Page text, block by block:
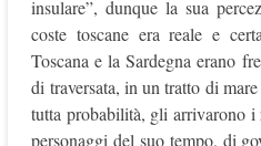
insulare”, dunque la sua
coste toscane era reale e
Toscana e la Sardegna erano
di traversata, in un tratto di
tutta probabilità, gli arrivarono i
personaggi del suo tempo, di